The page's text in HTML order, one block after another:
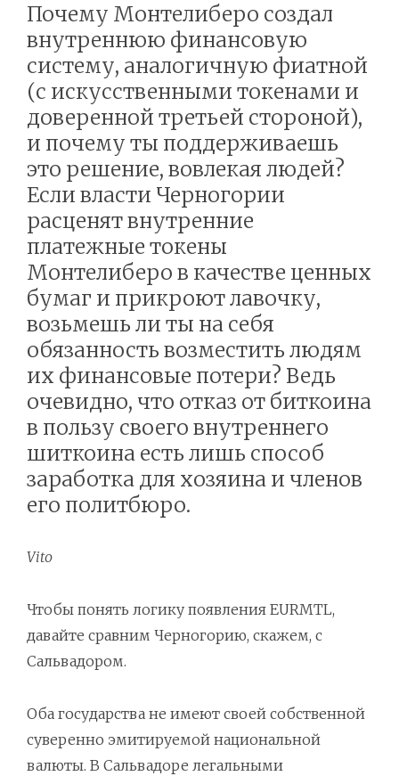
Почему Монтелиберо создал
внутреннюю финансовую
систему, аналогичную фиатной
(с искусственными токенами и
доверенной третьей стороной),
и почему ты поддерживаешь
это решение, вовлекая людей?
Если власти Черногории
расценят внутренние
платежные токены
Монтелиберо в качестве ценных
бумаг и прикроют лавочку,
возьмешь ли ты на себя
обязанность возместить людям
их финансовые потери? Ведь
очевидно, что отказ от биткоина
в пользу своего внутреннего
шиткоина есть лишь способ
заработка для хозяина и членов
его политбюро.
Vito
Чтобы понять логику появления EURMTL,
давайте сравним Черногорию, скажем, с
Сальвадором.
Оба государства не имеют своей собственной
суверенно эмитируемой национальной
валюты. В Сальвадоре легальными